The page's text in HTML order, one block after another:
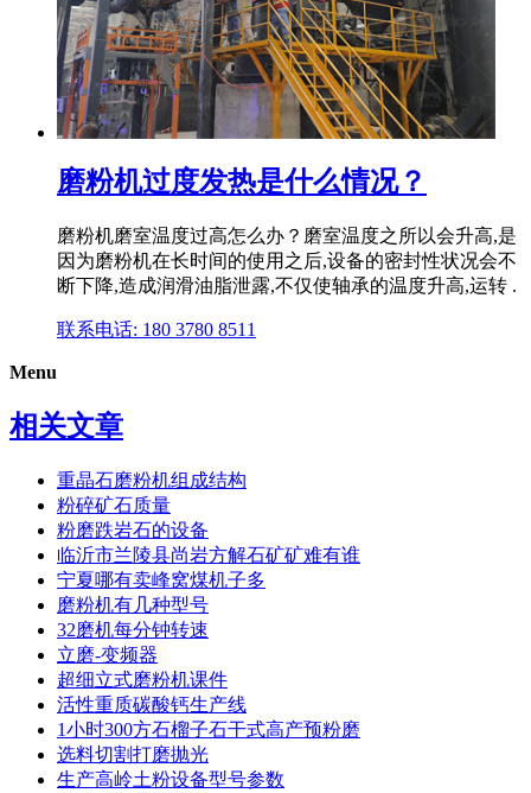
磨粉机过度发热是什么情况？
磨粉机磨室温度过高怎么办？磨室温度之所以会升高,是
因为磨粉机在长时间的使用之后,设备的密封性状况会不
断下降,造成润滑油脂泄露,不仅使轴承的温度升高,运转 .
联系电话: 180 3780 8511
Menu
相关文章
重晶石磨粉机组成结构
粉碎矿石质量
粉磨跌岩石的设备
临沂市兰陵县尚岩方解石矿矿难有谁
宁夏哪有卖峰窝煤机子多
磨粉机有几种型号
32磨机每分钟转速
立磨-变频器
超细立式磨粉机课件
活性重质碳酸钙生产线
1小时300方石榴子石干式高产预粉磨
选料切割打磨抛光
生产高岭土粉设备型号参数